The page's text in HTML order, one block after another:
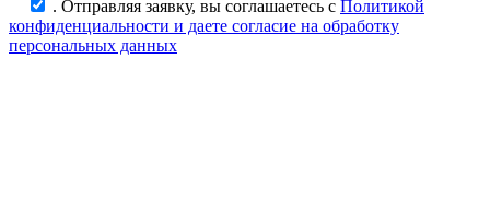
. Отправляя заявку, вы соглашаетесь с Политикой
конфиденциальности и даете согласие на обработку
персональных данных